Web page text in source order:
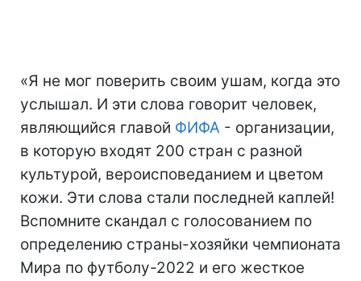
«Я не мог поверить своим ушам, когда это
услышал. И эти слова говорит человек,
являющийся главой ФИФА - организации,
в которую входят 200 стран с разной
культурой, вероисповеданием и цветом
кожи. Эти слова стали последней каплей!
Вспомните скандал с голосованием по
определению страны-хозяйки чемпионата
Мира по футболу-2022 и его жесткое